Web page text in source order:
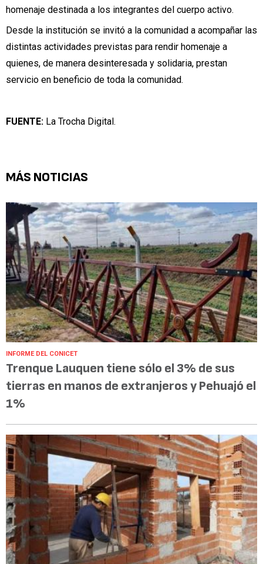
homenaje destinada a los integrantes del cuerpo activo.
Desde la institución se invitó a la comunidad a acompañar las
distintas actividades previstas para rendir homenaje a
quienes, de manera desinteresada y solidaria, prestan
servicio en beneficio de toda la comunidad.
FUENTE: La Trocha Digital.
MÁS NOTICIAS
INFORME DEL CONICET
Trenque Lauquen tiene sólo el 3% de sus
tierras en manos de extranjeros y Pehuajó el
1%